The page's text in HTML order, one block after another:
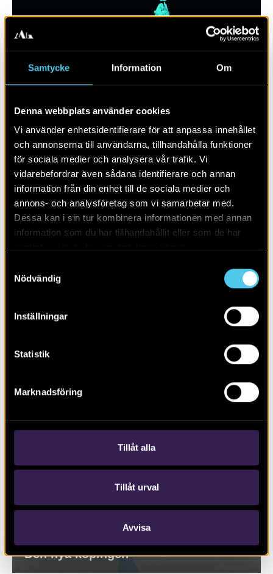
Samtycke Information Om
Denna webbplats använder cookies
Vi använder enhetsidentifierare för att anpassa innehållet
och annonserna till användarna, tillhandahålla funktioner
för sociala medier och analysera vår trafik. Vi
vidarebefordrar även sådana identifierare och annan
information från din enhet till de sociala medier och
annons- och analysföretag som vi samarbetar med.
Dessa kan i sin tur kombinera informationen med annan
information som du har tillhandahållit eller som de har
Nödvändig
Inställningar
Statistik
Marknadsföring
Tillåt alla
Tillåt urval
Avvisa
Växjö, Kalmar och Smålands tidigaste
urbanisering
Rasbobygden i ett långtidsperspektiv
Den nya köpingen